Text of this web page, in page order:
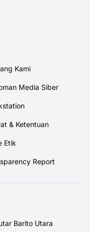
Kami
Media Siber
& Ketentuan
Etik
Report
Barito Utara